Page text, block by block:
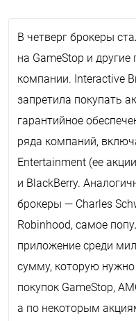
В четверг брокеры
на GameStop и другие
компании. Interactive
запретила покупать
гарантийное
ряда компаний,
Entertainment (ее
и BlackBerry.
брокеры — Charles
Robinhood, самое
приложение среди
сумму, которую
покупок GameStop,
а по некоторым